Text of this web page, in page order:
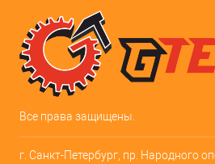
Все права защищены.
г. Санкт-Петербург, пр. Народного